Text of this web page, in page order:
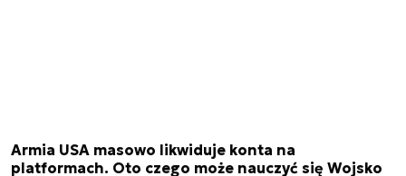
Armia USA masowo likwiduje konta na
platformach. Oto czego może nauczyć się Wojsko